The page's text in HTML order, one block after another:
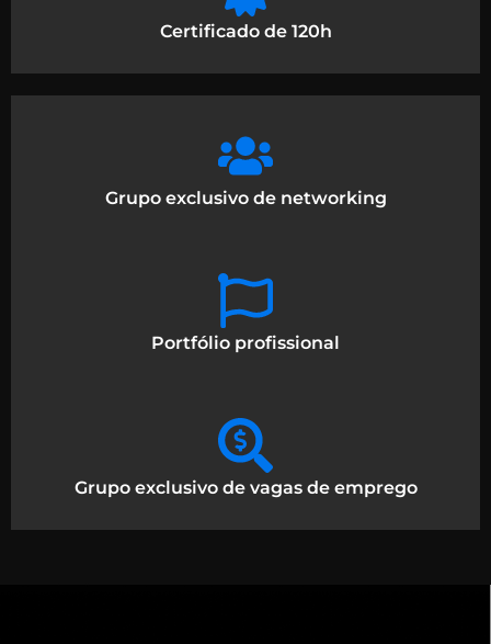
Certificado de 120h
Grupo exclusivo de networking
Portfólio profissional
Grupo exclusivo de vagas de emprego